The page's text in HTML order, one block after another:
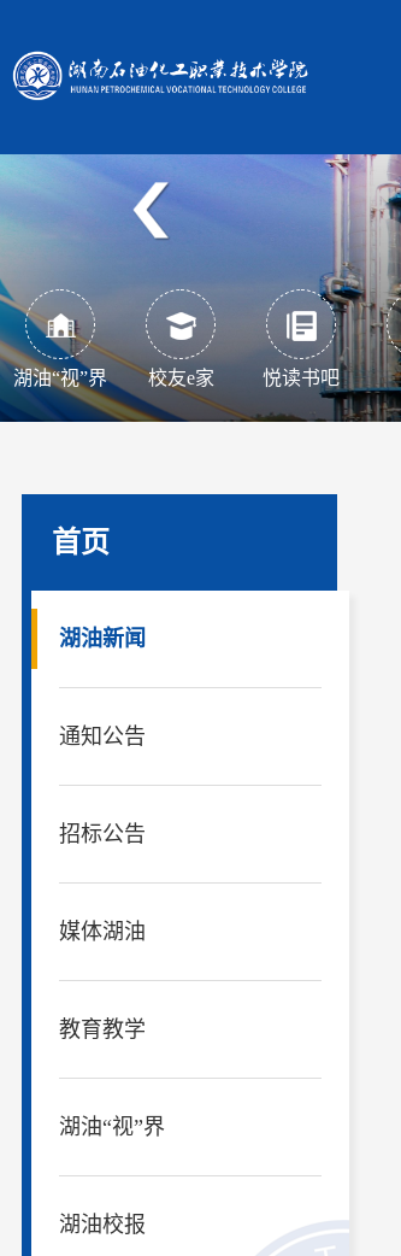
湖油“视”界 校友e家 悦读书吧
首页
湖油新闻
通知公告
招标公告
媒体湖油
教育教学
湖油“视”界
湖油校报